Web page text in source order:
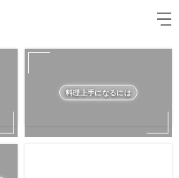
料理上手になるには